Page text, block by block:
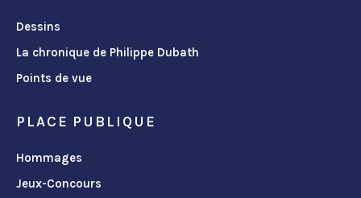
Dessins
La chronique de Philippe Dubath
Points de vue
PLACE PUBLIQUE
Hommages
Jeux-Concours